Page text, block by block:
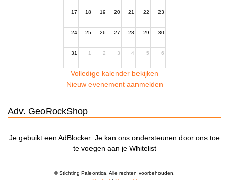
17 18 19 20 21 22 23
24 25 26 27 28 29 30
31 1 2 3 4 5 6
Volledige kalender bekijken
Nieuw evenement aanmelden
Adv. GeoRockShop
Je gebuikt een AdBlocker. Je kan ons ondersteunen door ons toe
te voegen aan je Whitelist
© Stichting Paleontica. Alle rechten voorbehouden.